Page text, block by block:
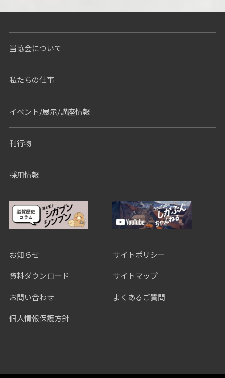
当協会について
私たちの仕事
イベント/展示/講座情報
刊行物
採用情報
お知らせ
サイトポリシー
資料ダウンロード
サイトマップ
お問い合わせ
よくあるご質問
個人情報保護方針